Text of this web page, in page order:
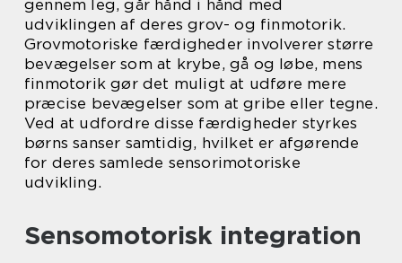
gennem leg, går hånd i hånd med
udviklingen af deres grov- og finmotorik.
Grovmotoriske færdigheder involverer større
bevægelser som at krybe, gå og løbe, mens
finmotorik gør det muligt at udføre mere
præcise bevægelser som at gribe eller tegne.
Ved at udfordre disse færdigheder styrkes
børns sanser samtidig, hvilket er afgørende
for deres samlede sensorimotoriske
udvikling.
Sensomotorisk integration